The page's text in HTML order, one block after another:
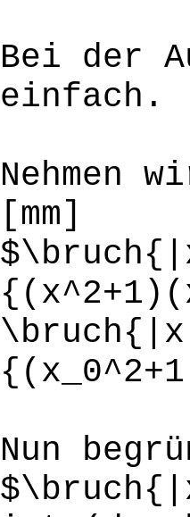
Bei der
einfach.
Nehmen
[mm]
Nun